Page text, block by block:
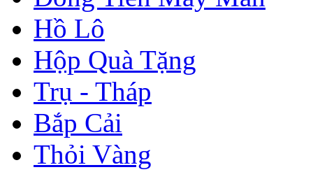
Hồ Lô
Hộp Quà Tặng
Trụ - Tháp
Bắp Cải
Thỏi Vàng